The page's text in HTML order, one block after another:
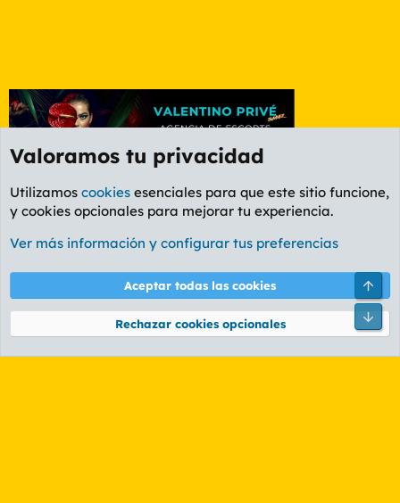
Etiquetas
Cookies
PL OLDSTYLE AMARILLO
Términos y reglas Política de privacidad Ayuda
Community platform by XenForo® © 2010-2026 XenForo Ltd.
Valoramos tu privacidad
Utilizamos cookies esenciales para que este sitio funcione,
y cookies opcionales para mejorar tu experiencia.
Ver más información y configurar tus preferencias
Aceptar todas las cookies
Rechazar cookies opcionales
Pie